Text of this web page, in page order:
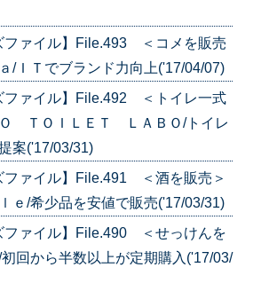
ファイル】File.493 ＜コメを販売
/ＩＴでブランド力向上('17/04/07)
ファイル】File.492 ＜トイレ一式
Ｏ ＴＯＩＬＥＴ ＬＡＢＯ/トイレ
案('17/03/31)
ファイル】File.491 ＜酒を販売＞
ｅ/希少品を安値で販売('17/03/31)
ファイル】File.490 ＜せっけんを
回から半数以上が定期購入('17/03/